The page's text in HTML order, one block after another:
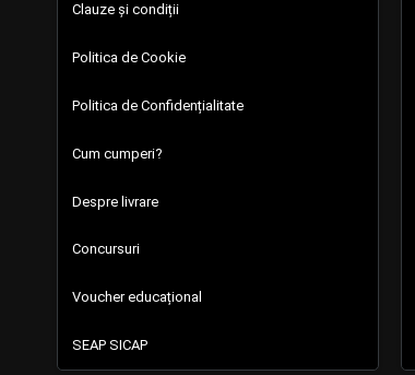
Clauze și condiții
Politica de Cookie
Politica de Confidențialitate
Cum cumperi?
Despre livrare
Concursuri
Voucher educațional
SEAP SICAP